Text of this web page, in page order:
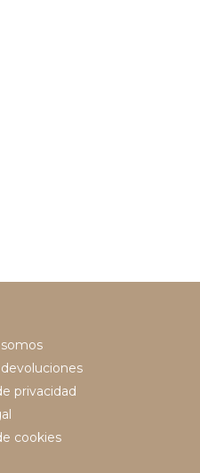
privacidad
cookies